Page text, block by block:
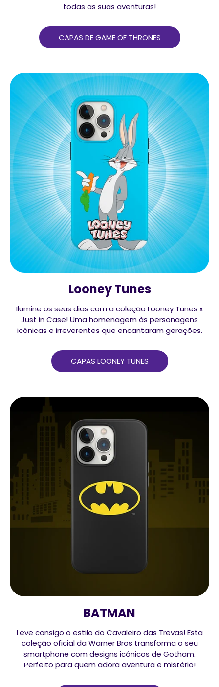
todas as suas aventuras!
CAPAS DE GAME OF THRONES
Looney Tunes
Ilumine os seus dias com a coleção Looney Tunes x
Just in Case! Uma homenagem às personagens
icónicas e irreverentes que encantaram gerações.
CAPAS LOONEY TUNES
BATMAN
Leve consigo o estilo do Cavaleiro das Trevas! Esta
coleção oficial da Warner Bros transforma o seu
smartphone com designs icónicos de Gotham.
Perfeito para quem adora aventura e mistério!